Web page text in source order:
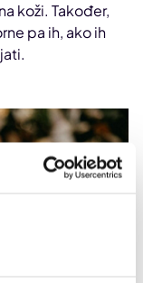
koži. Također,
pa ih, ako ih